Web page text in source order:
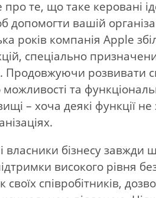
про те, що таке керовані
вашій
років компанія Apple
спеціально
Продовжуючи розвивати
та
– хоча деякі функції
власники бізнесу завжди
високого рівня
своїх співробітників,